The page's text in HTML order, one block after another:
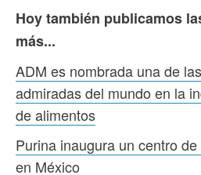
Hoy también publicamos
más...
ADM es nombrada una de
admiradas del mundo en la
de alimentos
Purina inaugura un centro
en México